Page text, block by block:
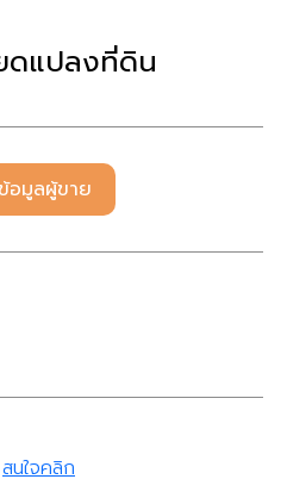
ดแปลงที่ดิน
อมูลผู้ขาย
สนใจคลิก